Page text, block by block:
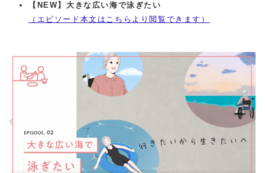
【NEW】大きな広い海で泳ぎたい
（エピソード本文はこちらより閲覧できます）